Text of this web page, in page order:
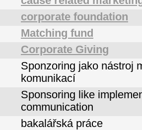
corporate foundation
Matching fund
Corporate Giving
Sponzoring jako nástroj
komunikací
Sponsoring like
communication
bakalářská práce